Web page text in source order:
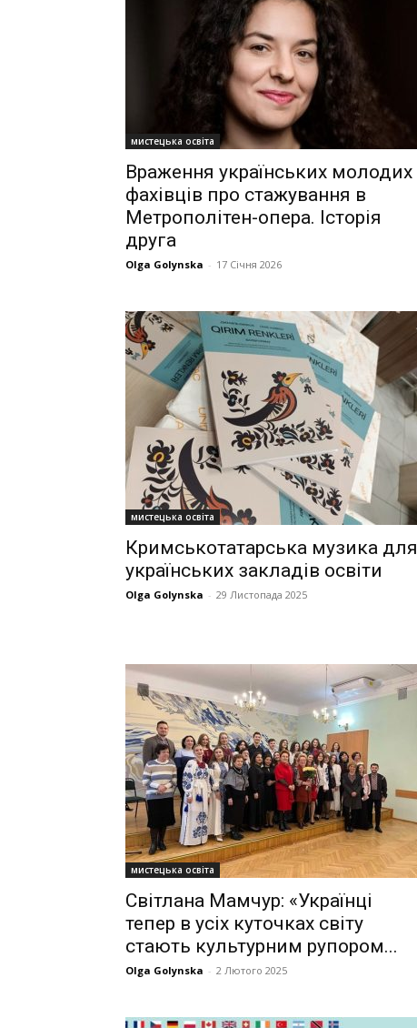
мистецька освіта
Враження українських молодих
фахівців про стажування в
Метрополітен-опера. Історія
друга
Olga Golynska - 17 Січня 2026
мистецька освіта
Кримськотатарська музика для
українських закладів освіти
Olga Golynska - 29 Листопада 2025
мистецька освіта
Світлана Мамчур: «Українці
тепер в усіх куточках світу
стають культурним рупором...
Olga Golynska - 2 Лютого 2025